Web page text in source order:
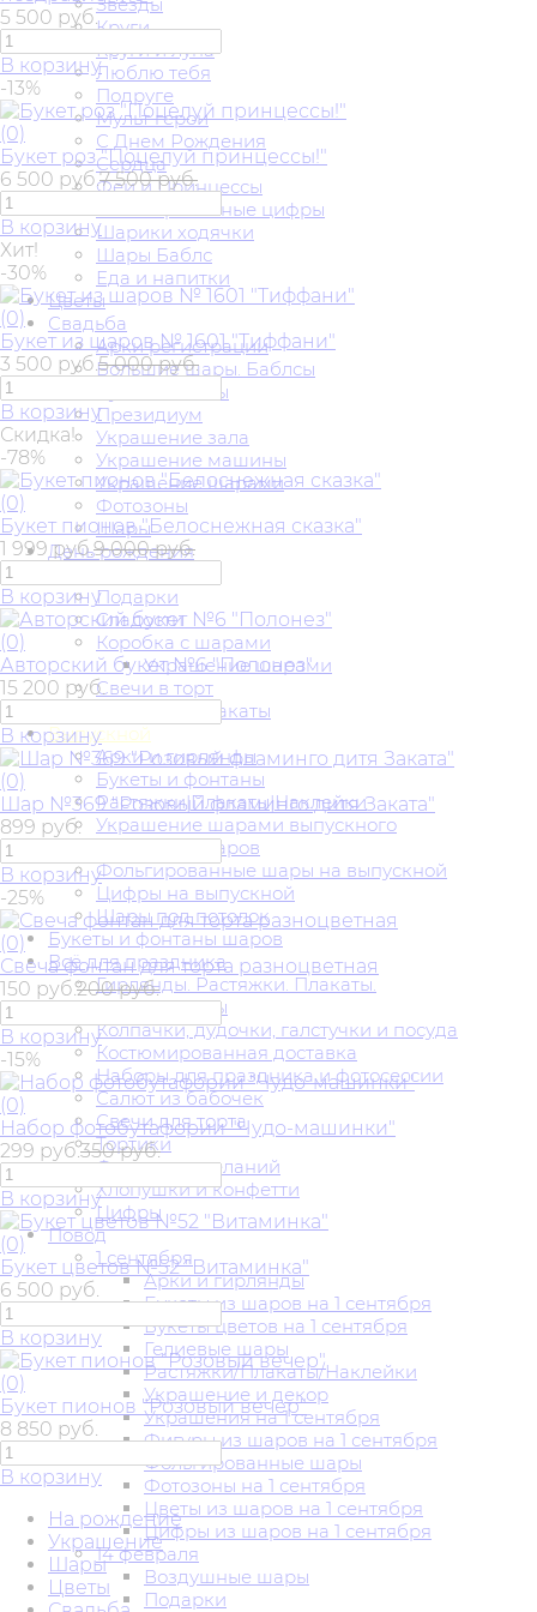
Круги
Круги и луна
Люблю тебя
Подруге
Мульт герои
С Днем Рождения
Сердца
Феи и Принцессы
Фольгированные цифры
Шарики ходячки
Шары Баблс
Еда и напитки
Цветы
Свадьба
Арки регистрации
Большие шары. Баблсы
Букет невесты
Президиум
Украшение зала
Украшение машины
Украшение шарами
Фотозоны
Шары
День рождения
Подарки
Сладости
Коробка с шарами
Украшение шарами
Свечи в торт
Гирлянды|Плакаты
Выпускной
Арки и гирлянды
Букеты и фонтаны
Растяжки|Плакаты|Наклейки
Украшение шарами выпускного
Фигуры из шаров
Фольгированные шары на выпускной
Цифры на выпускной
Шары под потолок
Букеты и фонтаны шаров
Всё для праздника
Гирлянды. Растяжки. Плакаты.
Квесты и игры
Колпачки, дудочки, галстучки и посуда
Костюмированная доставка
Наборы для праздника и фотосессии
Салют из бабочек
Свечи для торта
Тортики
Фонарики желаний
Хлопушки и конфетти
Цифры
Повод
1 сентября
Арки и гирлянды
Букеты из шаров на 1 сентября
Букеты цветов на 1 сентября
Гелиевые шары
Растяжки/Плакаты/Наклейки
Украшение и декор
Украшения на 1 сентября
Фигуры из шаров на 1 сентября
Фольгированные шары
Фотозоны на 1 сентября
Цветы из шаров на 1 сентября
Цифры из шаров на 1 сентября
14 февраля
Воздушные шары
Подарки
5 500 руб.
В корзину
-13%
(0)
Букет роз "Поцелуй принцессы!"
6 500 руб.7 500 руб.
В корзину
Хит!
-30%
(0)
Букет из шаров № 1601 "Тиффани"
3 500 руб.5 000 руб.
В корзину
Скидка!
-78%
(0)
Букет пионов "Белоснежная сказка"
1 999 руб.9 000 руб.
В корзину
(0)
Авторский букет №6 "Полонез"
15 200 руб.
В корзину
(0)
Шар №369 "Розовый фламинго дитя Заката"
899 руб.
В корзину
-25%
(0)
Свеча фонтан для торта разноцветная
150 руб.200 руб.
В корзину
-15%
(0)
Набор фотобутафории "Чудо-машинки"
299 руб.350 руб.
В корзину
(0)
Букет цветов №52 "Витаминка"
6 500 руб.
В корзину
(0)
Букет пионов "Розовый вечер"
8 850 руб.
В корзину
На рождение
Украшение
Шары
Цветы